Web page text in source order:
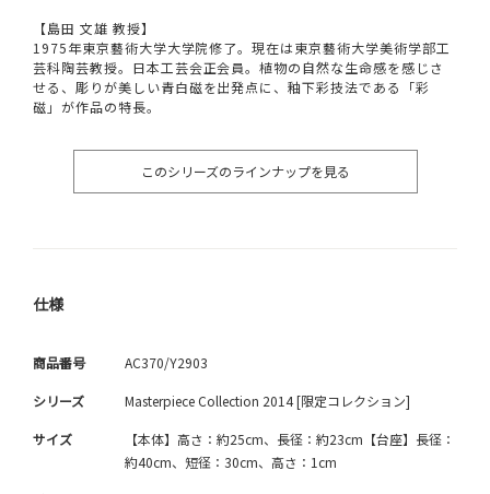
【島田 文雄 教授】
1975年東京藝術大学大学院修了。現在は東京藝術大学美術学部工
芸科陶芸教授。日本工芸会正会員。植物の自然な生命感を感じさ
せる、彫りが美しい青白磁を出発点に、釉下彩技法である「彩
磁」が作品の特長。
このシリーズのラインナップを見る
仕様
商品番号 AC370/Y2903
シリーズ Masterpiece Collection 2014 [限定コレクション]
サイズ
【本体】高さ：約25cm、長径：約23cm【台座】長径：
約40cm、短径：30cm、高さ：1cm